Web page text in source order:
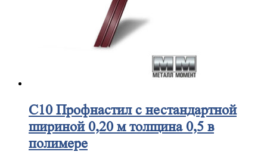
С10Профнастил с нестандартной
шириной 0,20 м толщина 0,5 в
полимере